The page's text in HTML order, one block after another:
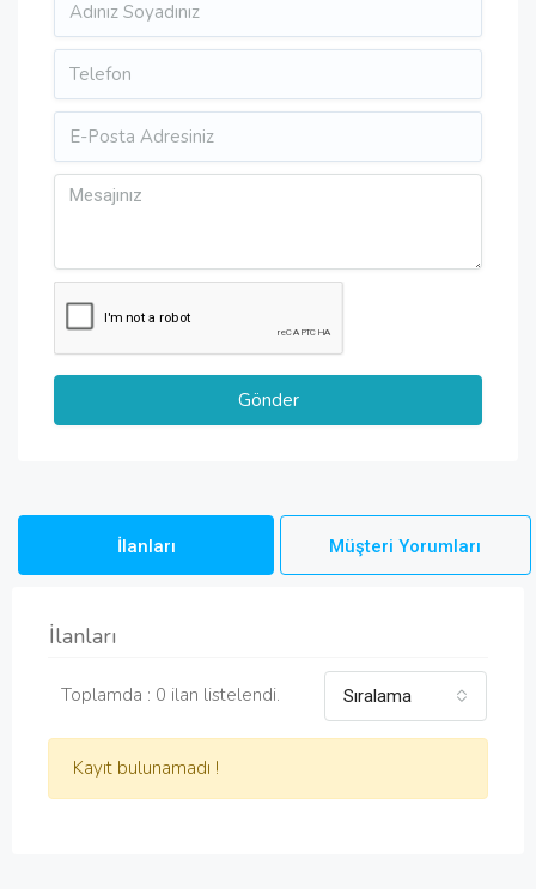
İlanları Müşteri Yorumları
İlanları
Toplamda : 0 ilan listelendi. Sıralama
Kayıt bulunamadı !